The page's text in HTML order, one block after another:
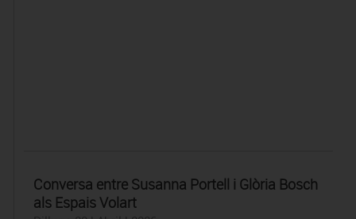
Conversa entre Susanna Portell i Glòria Bosch
als Espais Volart